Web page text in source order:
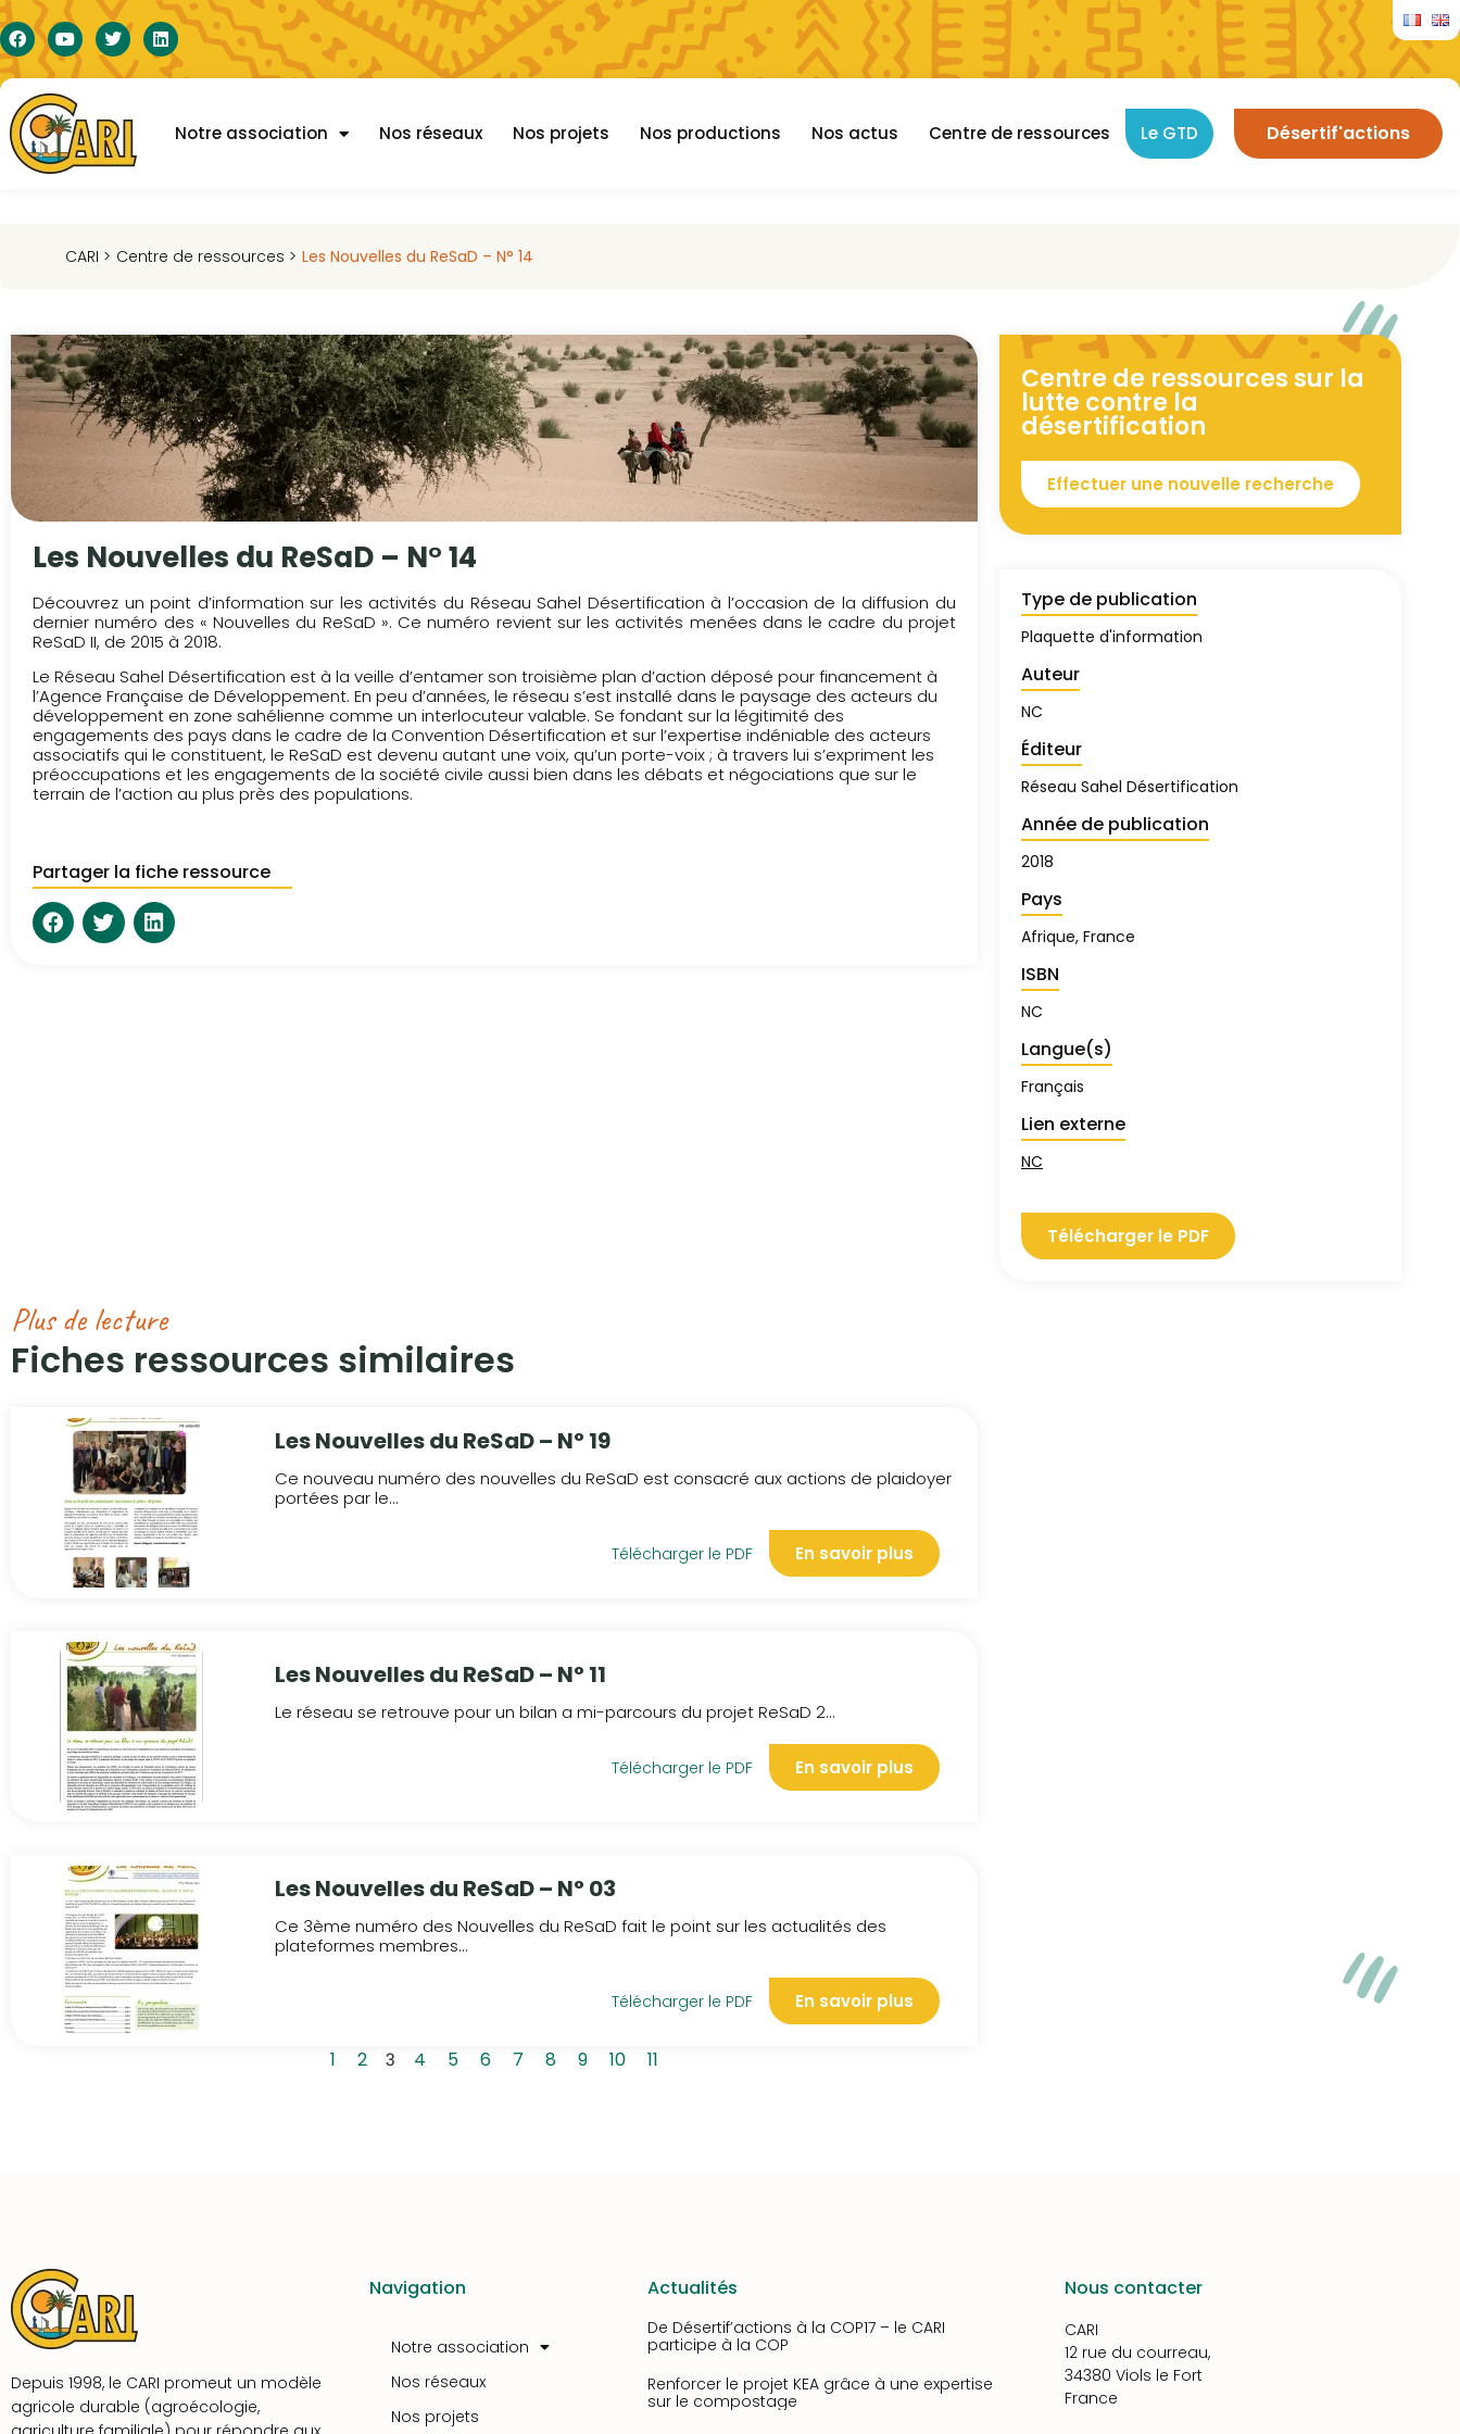
Notre association Nos réseaux Nos projets Nos productions Nos actus Centre de ressources Le GTD Désertif'actions
CARI > Centre de ressources > Les Nouvelles du ReSaD – N° 14
Les Nouvelles du ReSaD – N° 14
Découvrez un point d’information sur les activités du Réseau Sahel Désertification à l’occasion de la diffusion du
dernier numéro des « Nouvelles du ReSaD ». Ce numéro revient sur les activités menées dans le cadre du projet
ReSaD II, de 2015 à 2018.
Le Réseau Sahel Désertification est à la veille d’entamer son troisième plan d’action déposé pour financement à
l’Agence Française de Développement. En peu d’années, le réseau s’est installé dans le paysage des acteurs du
développement en zone sahélienne comme un interlocuteur valable. Se fondant sur la légitimité des
engagements des pays dans le cadre de la Convention Désertification et sur l’expertise indéniable des acteurs
associatifs qui le constituent, le ReSaD est devenu autant une voix, qu’un porte-voix ; à travers lui s’expriment les
préoccupations et les engagements de la société civile aussi bien dans les débats et négociations que sur le
terrain de l’action au plus près des populations.
Partager la fiche ressource
Centre de ressources sur la
lutte contre la
désertification
Effectuer une nouvelle recherche
Type de publication
Plaquette d'information
Auteur
NC
Éditeur
Réseau Sahel Désertification
Année de publication
2018
Pays
Afrique, France
ISBN
NC
Langue(s)
Français
Lien externe
NC
Télécharger le PDF
Plus de lecture
Fiches ressources similaires​
Les Nouvelles du ReSaD – N° 19
Ce nouveau numéro des nouvelles du ReSaD est consacré aux actions de plaidoyer
portées par le...
Télécharger le PDF En savoir plus
Les Nouvelles du ReSaD – N° 11
Le réseau se retrouve pour un bilan a mi-parcours du projet ReSaD 2...
Télécharger le PDF En savoir plus
Les Nouvelles du ReSaD – N° 03
Ce 3ème numéro des Nouvelles du ReSaD fait le point sur les actualités des
plateformes membres...
Télécharger le PDF En savoir plus
1 2 3 4 5 6 7 8 9 10 11
Depuis 1998, le CARI promeut un modèle
agricole durable (agroécologie,
Navigation
Notre association
Nos réseaux
Nos projets
Actualités
De Désertif’actions à la COP17 – le CARI
participe à la COP
Renforcer le projet KEA grâce à une expertise
sur le compostage
Nous contacter
CARI
12 rue du courreau,
34380 Viols le Fort
France